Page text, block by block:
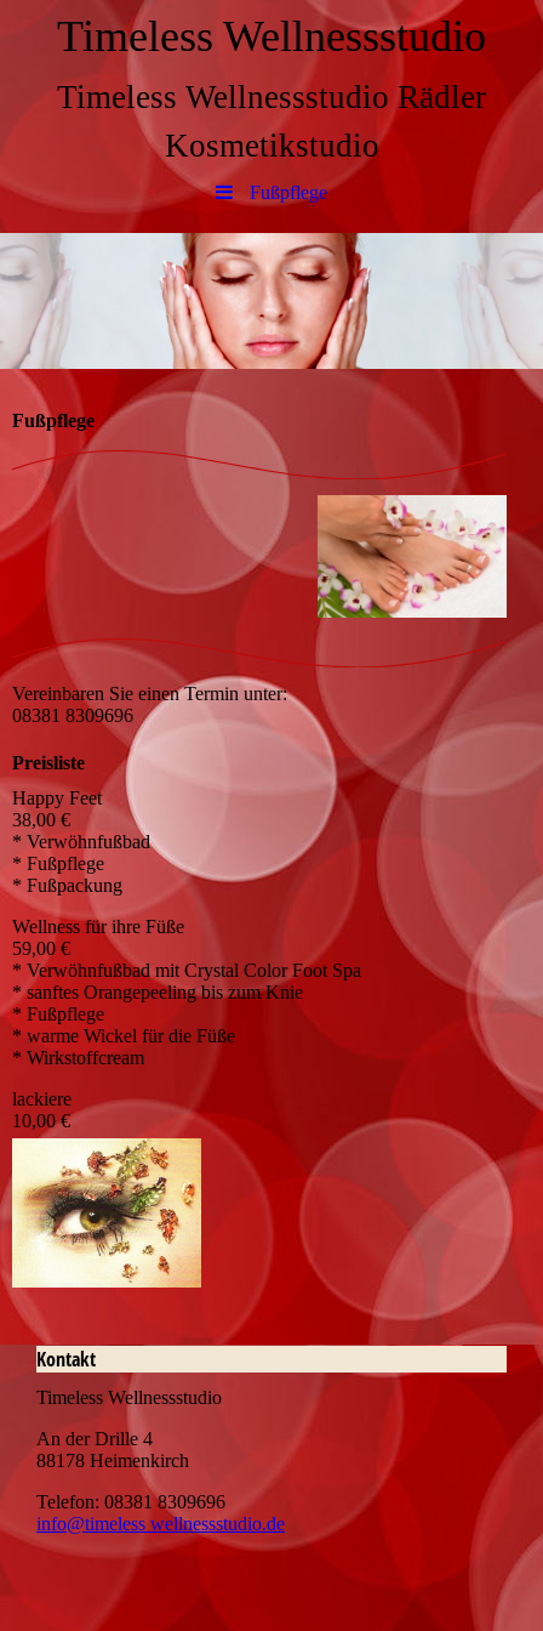
Timeless Wellnessstudio
Timeless Wellnessstudio Rädler
Kosmetikstudio
Fußpflege
Fußpflege
Vereinbaren Sie einen Termin unter:
08381 8309696
Preisliste
Happy Feet
38,00 €
* Verwöhnfußbad
* Fußpflege
* Fußpackung
Wellness für ihre Füße
59,00 €
* Verwöhnfußbad mit Crystal Color Foot Spa
* sanftes Orangepeeling bis zum Knie
* Fußpflege
* warme Wickel für die Füße
* Wirkstoffcream
lackiere
10,00 €
Kontakt
Timeless Wellnessstudio
An der Drille 4
88178 Heimenkirch
Telefon: 08381 8309696
info@timeless wellnessstudio.de